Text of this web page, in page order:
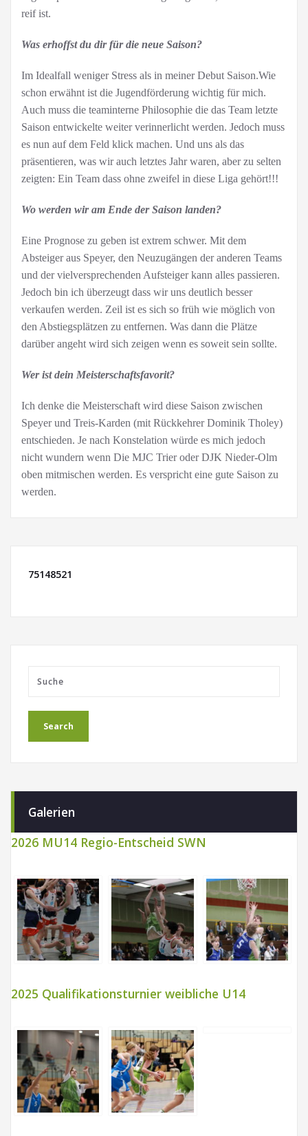
reif ist.
Was erhoffst du dir für die neue Saison?
Im Idealfall weniger Stress als in meiner Debut Saison.Wie
schon erwähnt ist die Jugendförderung wichtig für mich.
Auch muss die teaminterne Philosophie die das Team letzte
Saison entwickelte weiter verinnerlicht werden. Jedoch muss
es nun auf dem Feld klick machen. Und uns als das
präsentieren, was wir auch letztes Jahr waren, aber zu selten
zeigten: Ein Team dass ohne zweifel in diese Liga gehört!!!
Wo werden wir am Ende der Saison landen?
Eine Prognose zu geben ist extrem schwer. Mit dem
Absteiger aus Speyer, den Neuzugängen der anderen Teams
und der vielversprechenden Aufsteiger kann alles passieren.
Jedoch bin ich überzeugt dass wir uns deutlich besser
verkaufen werden. Zeil ist es sich so früh wie möglich von
den Abstiegsplätzen zu entfernen. Was dann die Plätze
darüber angeht wird sich zeigen wenn es soweit sein sollte.
Wer ist dein Meisterschaftsfavorit?
Ich denke die Meisterschaft wird diese Saison zwischen
Speyer und Treis-Karden (mit Rückkehrer Dominik Tholey)
entschieden. Je nach Konstelation würde es mich jedoch
nicht wundern wenn Die MJC Trier oder DJK Nieder-Olm
oben mitmischen werden. Es verspricht eine gute Saison zu
werden.
75148521
Galerien
2026 MU14 Regio-Entscheid SWN
2025 Qualifikationsturnier weibliche U14